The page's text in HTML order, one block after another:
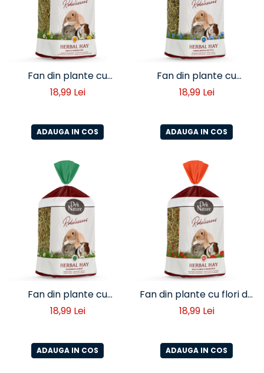
Fan din plante cu
margarete si papadie
18,99 Lei
ADAUGA IN COS
Fan din plante cu
albastrele si urzica
18,99 Lei
ADAUGA IN COS
Fan din plante cu
musetel si menta pentru
18,99 Lei
ADAUGA IN COS
Fan din plante cu flori de
trandafir si galbenele
18,99 Lei
ADAUGA IN COS